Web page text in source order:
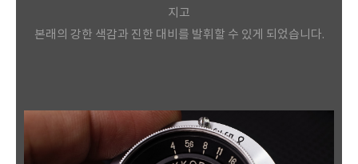
지고
본래의 강한 색감과 진한 대비를 발휘할 수 있게 되었습니다.